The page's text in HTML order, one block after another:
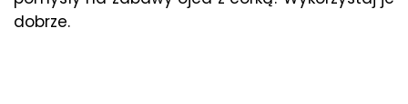
dobrze.